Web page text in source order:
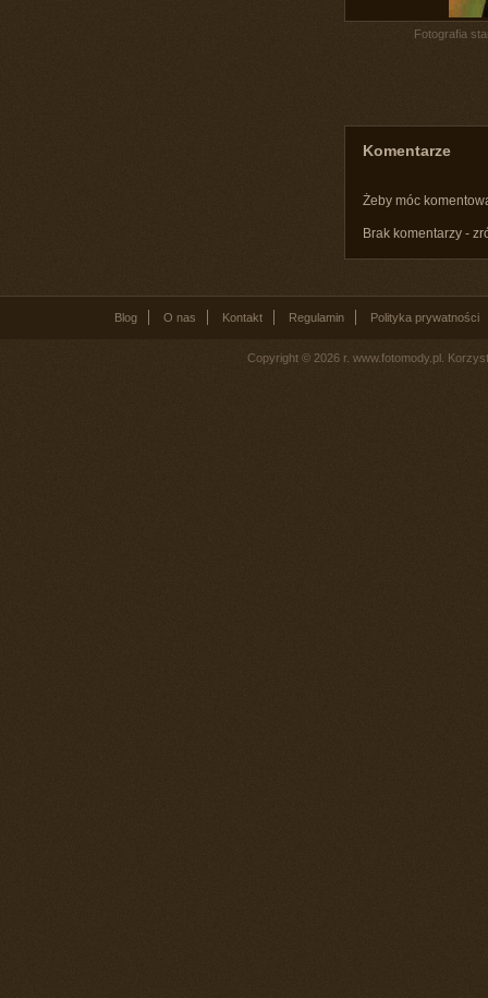
Fotografia
Komentarze
Żeby móc
Brak komentarzy -
Blog O nas Kontakt Regulamin Polityka prywatności
Copyright © 2026 r. www.fotomody.pl.